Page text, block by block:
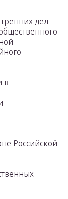
дел
в
Российской